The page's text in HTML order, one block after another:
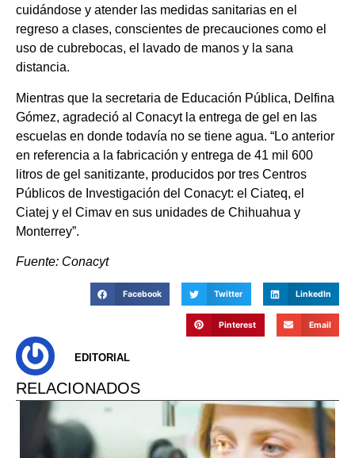
cuidándose y atender las medidas sanitarias en el
regreso a clases, conscientes de precauciones como el
uso de cubrebocas, el lavado de manos y la sana
distancia.
Mientras que la secretaria de Educación Pública, Delfina
Gómez, agradeció al Conacyt la entrega de gel en las
escuelas en donde todavía no se tiene agua. “Lo anterior
en referencia a la fabricación y entrega de 41 mil 600
litros de gel sanitizante, producidos por tres Centros
Públicos de Investigación del Conacyt: el Ciateq, el
Ciatej y el Cimav en sus unidades de Chihuahua y
Monterrey”.
Fuente: Conacyt
Facebook Twitter LinkedIn
Pinterest Email
EDITORIAL
RELACIONADOS